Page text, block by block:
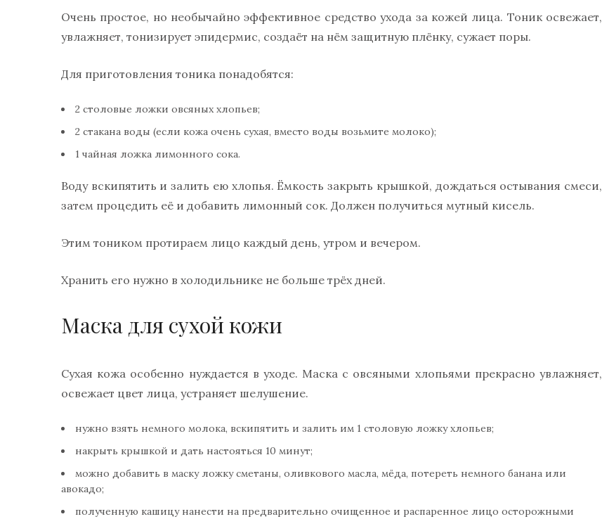
Очень простое, но необычайно эффективное средство ухода за кожей лица. Тоник освежает,
увлажняет, тонизирует эпидермис, создаёт на нём защитную плёнку, сужает поры.
Для приготовления тоника понадобятся:
2 столовые ложки овсяных хлопьев;
2 стакана воды (если кожа очень сухая, вместо воды возьмите молоко);
1 чайная ложка лимонного сока.
Воду вскипятить и залить ею хлопья. Ёмкость закрыть крышкой, дождаться остывания смеси,
затем процедить её и добавить лимонный сок. Должен получиться мутный кисель.
Этим тоником протираем лицо каждый день, утром и вечером.
Хранить его нужно в холодильнике не больше трёх дней.
Маска для сухой кожи
Сухая кожа особенно нуждается в уходе. Маска с овсяными хлопьями прекрасно увлажняет,
освежает цвет лица, устраняет шелушение.
нужно взять немного молока, вскипятить и залить им 1 столовую ложку хлопьев;
накрыть крышкой и дать настояться 10 минут;
можно добавить в маску ложку сметаны, оливкового масла, мёда, потереть немного банана или
авокадо;
полученную кашицу нанести на предварительно очищенное и распаренное лицо осторожными